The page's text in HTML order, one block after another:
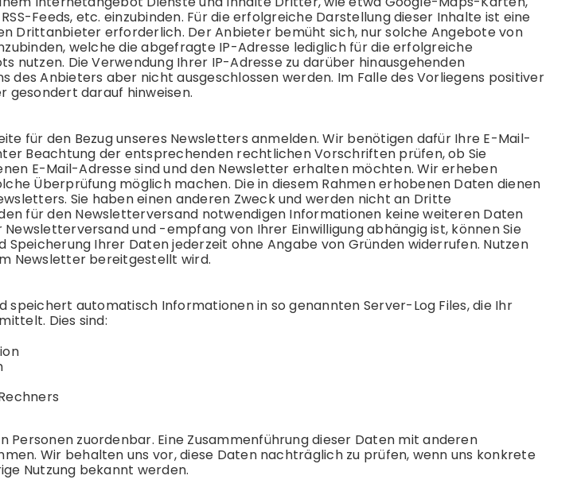
Feeds, etc. einzubinden. Für die erfolgreiche Darstellung dieser Inhalte ist eine
Drittanbieter erforderlich. Der Anbieter bemüht sich, nur solche Angebote von
welche die abgefragte IP-Adresse lediglich für die erfolgreiche
nutzen. Die Verwendung Ihrer IP-Adresse zu darüber hinausgehenden
des Anbieters aber nicht ausgeschlossen werden. Im Falle des Vorliegens positiver
gesondert darauf hinweisen.
für den Bezug unseres Newsletters anmelden. Wir benötigen dafür Ihre E-Mail-
Beachtung der entsprechenden rechtlichen Vorschriften prüfen, ob Sie
E-Mail-Adresse sind und den Newsletter erhalten möchten. Wir erheben
Überprüfung möglich machen. Die in diesem Rahmen erhobenen Daten dienen
Sie haben einen anderen Zweck und werden nicht an Dritte
für den Newsletterversand notwendigen Informationen keine weiteren Daten
und -empfang von Ihrer Einwilligung abhängig ist, können Sie
Speicherung Ihrer Daten jederzeit ohne Angabe von Gründen widerrufen. Nutzen
Newsletter bereitgestellt wird.
speichert automatisch Informationen in so genannten Server-Log Files, die Ihr
Dies sind:
Personen zuordenbar. Eine Zusammenführung dieser Daten mit anderen
Wir behalten uns vor, diese Daten nachträglich zu prüfen, wenn uns konkrete
Nutzung bekannt werden.